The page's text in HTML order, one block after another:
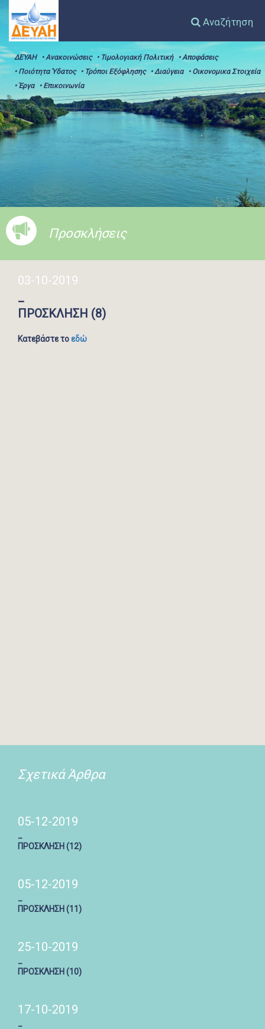
Αναζήτηση
ΔΕΥΑΗ • Ανακοινώσεις • Τιμολογιακή Πολιτική
• Αποφάσεις
• Ποιότητα Ύδατος
• Τρόποι Εξόφλησης • Διαύγεια
• Οικονομικα Στοιχεία
• Έργα
• Επικοινωνία
Προσκλήσεις
03-10-2019
_
ΠΡΟΣΚΛΗΣΗ (8)
Κατεβάστε τοεδώ
Σχετικά Άρθρα
05-12-2019
ΠΡΟΣΚΛΗΣΗ (12)
05-12-2019
ΠΡΟΣΚΛΗΣΗ (11)
25-10-2019
ΠΡΟΣΚΛΗΣΗ (10)
17-10-2019